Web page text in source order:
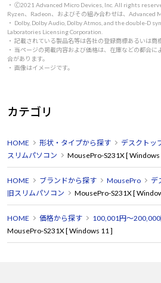
・ 🄫2021 Advanced Micro Devices, Inc. All rights
Ryzen、Radeon、およびその組み合わせは、Advanced
・ Dolby, Dolby Audio, Dolby Atmos, and the double-D
Laboratories Licensing Corporation.
・ 記載されている製品名等は各社の登録商標あるいは商
・ 当ページの掲載内容および価格は、在庫などの都合
合があります。
・ 画像はイメージです。
カテゴリ
HOME 形状・タイプから探す
デスクトッ
スリムパソコン
MousePro-S231X [ Windows
HOME ブランドから探す MousePro
デ
旧スリムパソコン
MousePro-S231X [
HOME 価格から探す
100,001円～
MousePro-S231X [ Windows 11 ]